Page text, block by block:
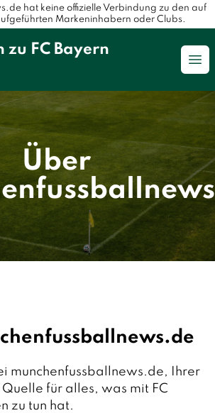
hat keine offizielle Verbindung zu den auf
Markeninhabern oder Clubs.
zu FC Bayern
Über
munchenfussballnews.de, Ihrer
für alles, was mit FC
zu tun hat.